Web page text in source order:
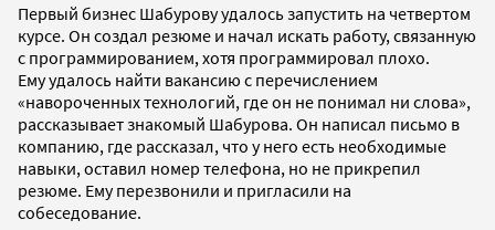
Первый бизнес Шабурову удалось запустить на четвертом
курсе. Он создал резюме и начал искать работу, связанную
с программированием, хотя программировал плохо.
Ему удалось найти вакансию с перечислением
«навороченных технологий, где он не понимал ни слова»,
рассказывает знакомый Шабурова. Он написал письмо в
компанию, где рассказал, что у него есть необходимые
навыки, оставил номер телефона, но не прикрепил
резюме. Ему перезвонили и пригласили на
собеседование.